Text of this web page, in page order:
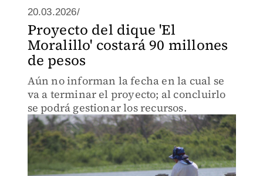
20.03.2026/
Proyecto del dique 'El
Moralillo' costará 90 millones
de pesos
Aún no informan la fecha en la cual se
va a terminar el proyecto; al concluirlo
se podrá gestionar los recursos.